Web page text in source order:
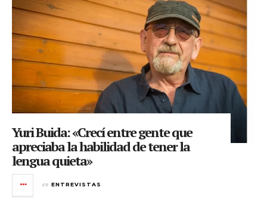
Yuri Buida: «Crecí entre gente que
apreciaba la habilidad de tener la
lengua quieta»
en ENTREVISTAS